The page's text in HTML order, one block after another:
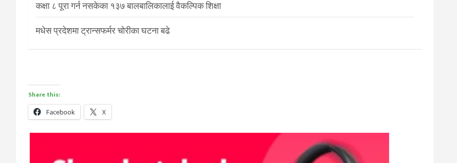
कक्षा ८ पूरा गर्न नसकेका १३७ बालबालिकालाई वैकल्पिक शिक्षा
मधेस प्रदेशमा ट्रान्सफर्मर चोरीका घटना बढे
Share this:
Facebook X